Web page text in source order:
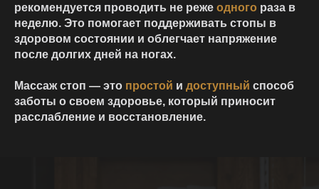
рекомендуется проводить не реже одного раза в
неделю. Это помогает поддерживать стопы в
здоровом состоянии и облегчает напряжение
после долгих дней на ногах.
Массаж стоп — это простой и доступный способ
заботы о своем здоровье, который приносит
расслабление и восстановление.